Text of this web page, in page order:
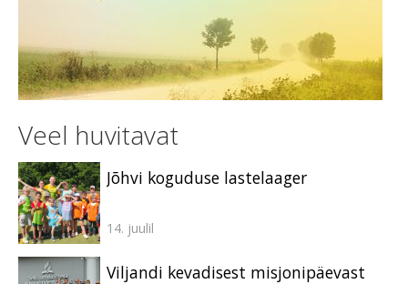
Veel huvitavat
Jõhvi koguduse lastelaager
14. juulil
Viljandi kevadisest misjonipäevast